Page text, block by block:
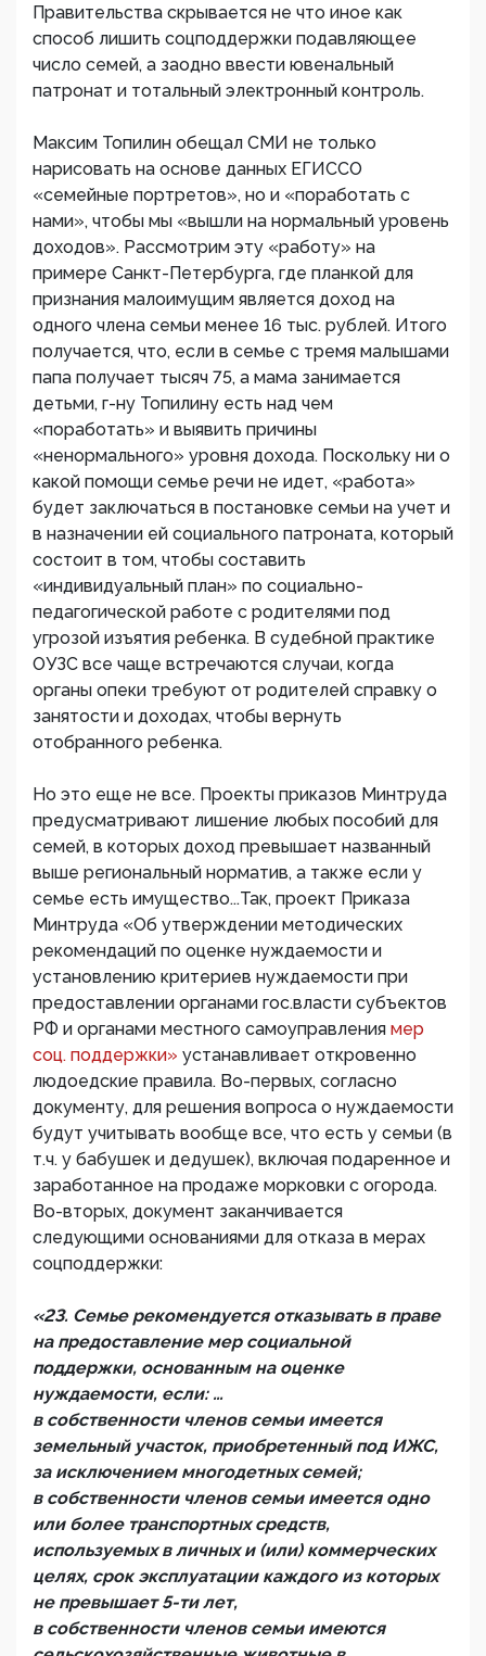
Правительства скрывается не что иное как
способ лишить соцподдержки подавляющее
число семей, а заодно ввести ювенальный
патронат и тотальный электронный контроль.
Максим Топилин обещал СМИ не только
нарисовать на основе данных ЕГИССО
«семейные портретов», но и «поработать с
нами», чтобы мы «вышли на нормальный уровень
доходов». Рассмотрим эту «работу» на
примере Санкт-Петербурга, где планкой для
признания малоимущим является доход на
одного члена семьи менее 16 тыс. рублей. Итого
получается, что, если в семье с тремя малышами
папа получает тысяч 75, а мама занимается
детьми, г-ну Топилину есть над чем
«поработать» и выявить причины
«ненормального» уровня дохода. Поскольку ни о
какой помощи семье речи не идет, «работа»
будет заключаться в постановке семьи на учет и
в назначении ей социального патроната, который
состоит в том, чтобы составить
«индивидуальный план» по социально-
педагогической работе с родителями под
угрозой изъятия ребенка. В судебной практике
ОУЗС все чаще встречаются случаи, когда
органы опеки требуют от родителей справку о
занятости и доходах, чтобы вернуть
отобранного ребенка.
Но это еще не все. Проекты приказов Минтруда
предусматривают лишение любых пособий для
семей, в которых доход превышает названный
выше региональный норматив, а также если у
семье есть имущество...Так, проект Приказа
Минтруда «Об утверждении методических
рекомендаций по оценке нуждаемости и
установлению критериев нуждаемости при
предоставлении органами гос.власти субъектов
РФ и органами местного самоуправления мер
соц. поддержки» устанавливает откровенно
людоедские правила. Во-первых, согласно
документу, для решения вопроса о нуждаемости
будут учитывать вообще все, что есть у семьи (в
т.ч. у бабушек и дедушек), включая подаренное и
заработанное на продаже морковки с огорода.
Во-вторых, документ заканчивается
следующими основаниями для отказа в мерах
соцподдержки:
«23. Семье рекомендуется отказывать в праве
на предоставление мер социальной
поддержки, основанным на оценке
нуждаемости, если: …
в собственности членов семьи имеется
земельный участок, приобретенный под ИЖС,
за исключением многодетных семей;
в собственности членов семьи имеется одно
или более транспортных средств,
используемых в личных и (или) коммерческих
целях, срок эксплуатации каждого из которых
не превышает 5-ти лет,
в собственности членов семьи имеются